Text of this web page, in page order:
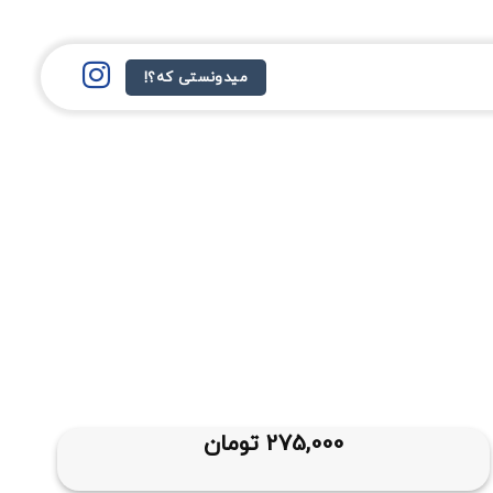
میدونستی که؟!
275,000 تومان